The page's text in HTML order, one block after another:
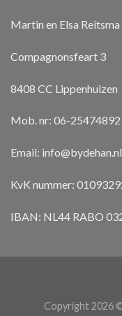
Martin en Elsa Reitsma
Compagnonsfeart 3
8408 CC Lippenhuizen
Mob. nr: 06-25474892
Email: info@bydehan.nl
KvK nummer:
IBAN: NL44 RABO
Copyright 2026